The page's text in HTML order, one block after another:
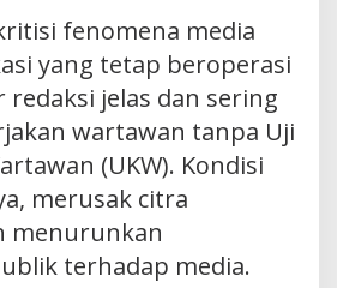
fenomena media
yang tetap beroperasi
jelas dan sering
wartawan tanpa Uji
(UKW). Kondisi
merusak citra
menurunkan
terhadap media.